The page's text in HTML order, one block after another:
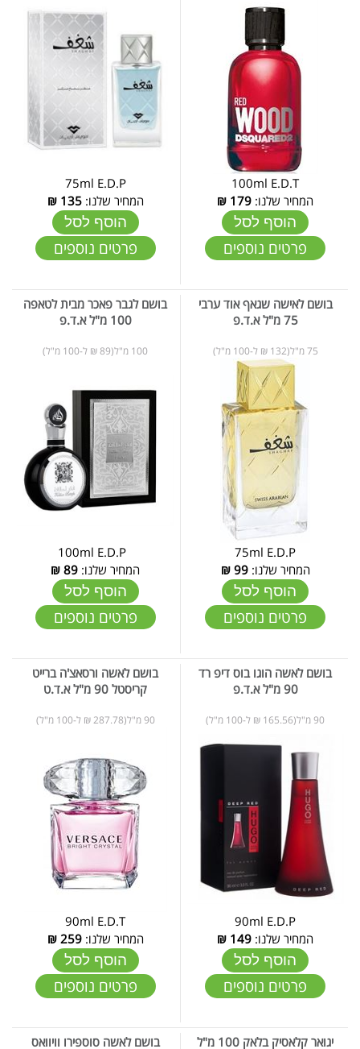
100ml E.D.T
המחיר שלנו: 179
₪
הוסף לסל
פרטים נוספים
75ml E.D.P
המחיר שלנו:135
₪
הוסף לסל
פרטים נוספים
בושם לאישה שגאף אוד ערבי
75 מ"ל א.ד.פ
75 מ"ל(132 ₪ ל-100 מ"ל)
75ml E.D.P
המחיר שלנו:99
₪
הוסף לסל
פרטים נוספים
בושם לגבר פאכר מבית לטאפה
100 מ"ל א.ד.פ
100 מ"ל(89 ₪ ל-100 מ"ל)
המחיר שלנו: 89
₪
הוסף לסל
פרטים נוספים
בושם לאשה הוגו בוס דיפ רד
90 מ"ל א.ד.פ
90 מ"ל(165.56 ₪ ל-100 מ"ל)
90ml E.D.P
המחיר שלנו: 149
₪
הוסף לסל
פרטים נוספים
בושם לאשה ורסאצ'ה ברייט
קריסטל 90 מ"ל א.ד.ט
90 מ"ל(287.78 ₪ ל-100 מ"ל)
90ml E.D.T
המחיר שלנו:259
₪
הוסף לסל
פרטים נוספים
יגואר קלאסיק בלאק 100 מ"ל
בושם לאשה סוספירו וויוואס